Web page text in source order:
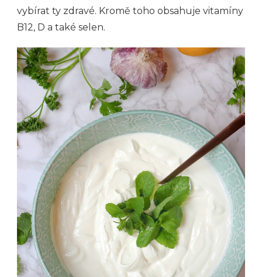
vybírat ty zdravé. Kromě toho obsahuje vitamíny
B12, D a také selen.